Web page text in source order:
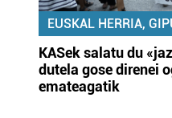
EUSKAL HERRIA,
KASek salatu du
dutela gose direnei
emateagatik